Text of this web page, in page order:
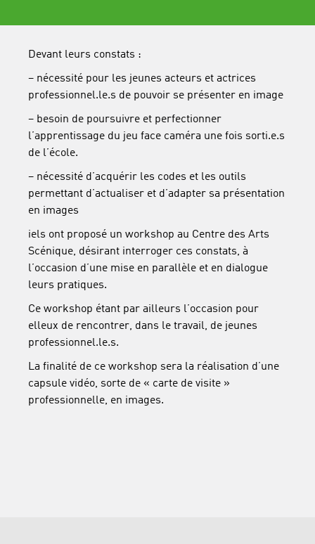
Devant leurs constats :
– nécessité pour les jeunes acteurs et actrices
professionnel.le.s de pouvoir se présenter en image
– besoin de poursuivre et perfectionner
l’apprentissage du jeu face caméra une fois sorti.e.s
de l’école.
– nécessité d’acquérir les codes et les outils
permettant d’actualiser et d’adapter sa présentation
en images
iels ont proposé un workshop au Centre des Arts
Scénique, désirant interroger ces constats, à
l’occasion d’une mise en parallèle et en dialogue
leurs pratiques.
Ce workshop étant par ailleurs l’occasion pour
elleux de rencontrer, dans le travail, de jeunes
professionnel.le.s.
La finalité de ce workshop sera la réalisation d’une
capsule vidéo, sorte de « carte de visite »
professionnelle, en images.